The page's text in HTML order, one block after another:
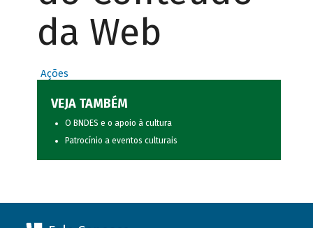
da Web
Ações
VEJA TAMBÉM
O BNDES e o apoio à cultura
Patrocínio a eventos culturais